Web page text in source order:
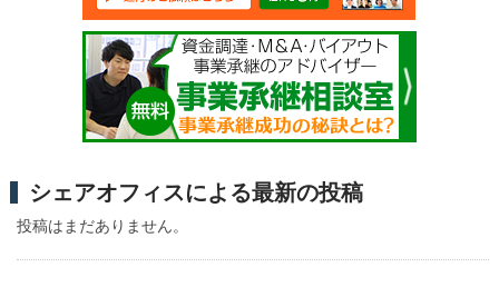
シェアオフィスによる最新の投稿
投稿はまだありません。